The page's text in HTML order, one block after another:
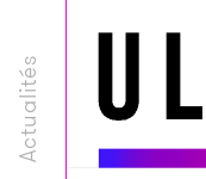
Actualités